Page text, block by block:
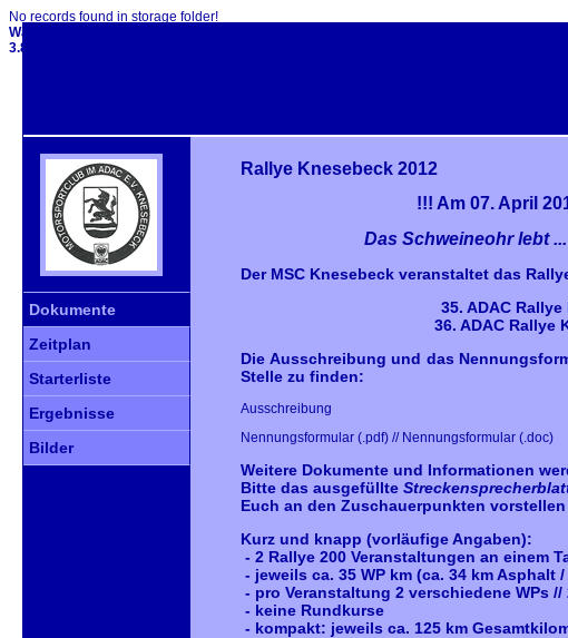
No records found in storage folder!
Warning
: Cannot modify header information - headers already sent by (output started
3.8.0/typo3/sysext/cms/tslib/class.tslib_fe.php
Dokumente
Zeitplan
Starterliste
Ergebnisse
Bilder
Rallye Knesebeck 2012
!!! Am 07. April
Das Schweineohr lebt
Der MSC Knesebeck veranstaltet das
35. ADAC
36. ADAC Rallye
Die Ausschreibung und das
Stelle zu finden:
Ausschreibung
Nennungsformular (.pdf) // Nennungsformular (.doc)
Weitere Dokumente und Informationen
Bitte das ausgefüllte
Euch an den Zuschauerpunkten
Kurz und knapp (vorläufige Angaben):
- 2 Rallye 200 Veranstaltungen an einem
- jeweils ca. 35 WP km (ca. 34 km Asphalt
- pro Veranstaltung 2 verschiedene WPs //
- keine Rundkurse
- kompakt: jeweils ca. 125 km